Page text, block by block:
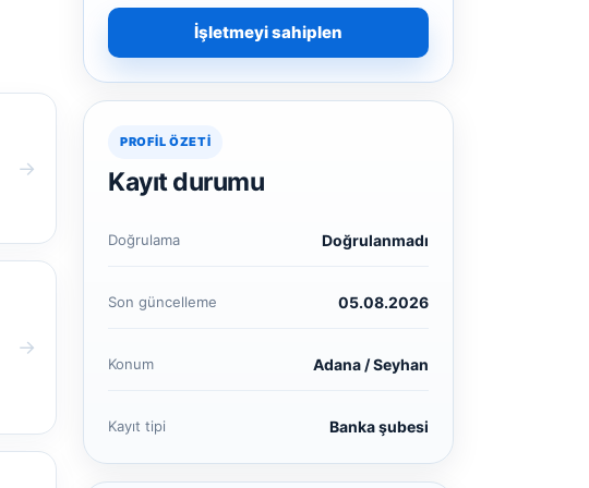
→
→
İşletmeyi sahiplen
PROFIL ÖZETI
Kayıt durumu
Doğrulama Doğrulanmadı
Son güncelleme 05.08.2026
Konum Adana / Seyhan
Kayıt tipi Banka şubesi